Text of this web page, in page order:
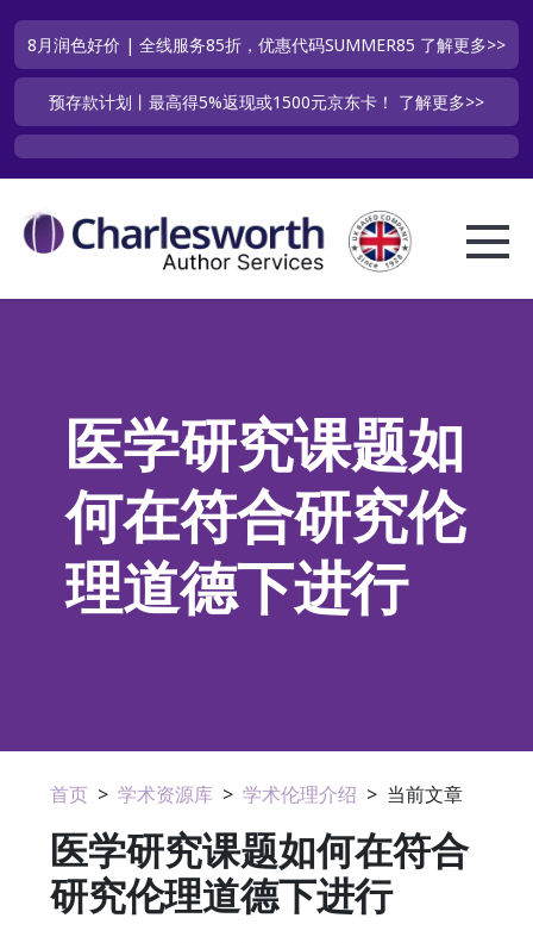
8月润色好价 | 全线服务85折，优惠代码SUMMER85 了解更多>>
预存款计划丨最高得5%返现或1500元京东卡！ 了解更多>>
医学研究课题如
何在符合研究伦
理道德下进行
首页 > 学术资源库 > 学术伦理介绍 > 当前文章
医学研究课题如何在符合
研究伦理道德下进行